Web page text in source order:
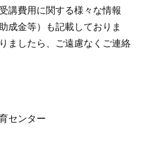
講費用に関する様々な情報
成金等）も記載しておりま
ましたら、ご遠慮なくご連絡
センター